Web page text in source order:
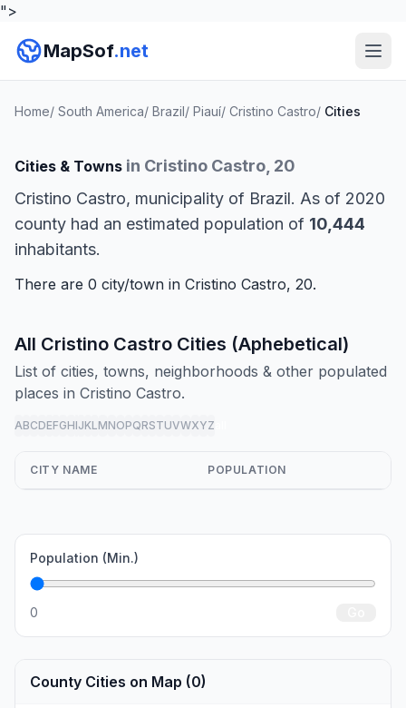
">
MapSof.net
Home/ South America/ Brazil/ Piauí/ Cristino Castro/ Cities
Cities & Towns in Cristino Castro, 20
Cristino Castro, municipality of Brazil. As of 2020
county had an estimated population of 10,444
inhabitants.
There are 0 city/town in Cristino Castro, 20.
All Cristino Castro Cities (Aphebetical)
List of cities, towns, neighborhoods & other populated
places in Cristino Castro.
ABCDEFGHIJKLMNOPQRSTUVWXYZ
CITY NAME POPULATION
Population (Min.)
0
County Cities on Map (0)